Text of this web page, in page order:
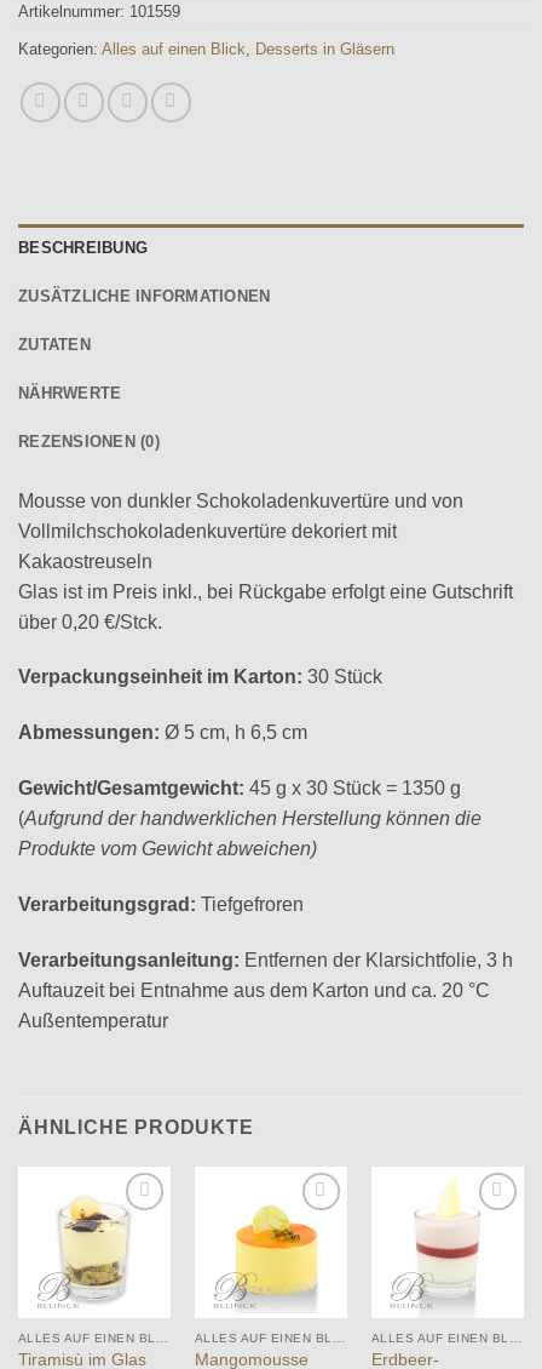
Artikelnummer: 101559
Kategorien: Alles auf einen Blick Desserts in Gläsern
BESCHREIBUNG
ZUSÄTZLICHE INFORMATIONEN
ZUTATEN
NÄHRWERTE
REZENSIONEN (0)
Mousse von dunkler Schokoladenkuvertüre und von
Vollmilchschokoladenkuvertüre dekoriert mit
Kakaostreuseln
Glas ist im Preis inkl., bei Rückgabe erfolgt eine Gutschrift
über 0,20 €/Stck.
Verpackungseinheit im Karton: 30 Stück
Abmessungen: Ø 5 cm, h 6,5 cm
Gewicht/Gesamtgewicht: 45 g x 30 Stück = 1350 g
(Aufgrund der handwerklichen Herstellung können die
Produkte vom Gewicht abweichen)
Verarbeitungsgrad: Tiefgefroren
Verarbeitungsanleitung: Entfernen der Klarsichtfolie, 3 h
Auftauzeit bei Entnahme aus dem Karton und ca. 20 °C
Außentemperatur
ÄHNLICHE PRODUKTE
Add to
Tiramisù im Glas
Add to
wishlist
Mangomousse
wishlist
Erdbeer-